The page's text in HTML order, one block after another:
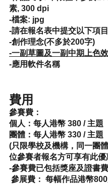
素, 300 dpi
-檔案: jpg
-請在報名表中提交以下項目
-創作理念(不多於200字)
-一副草圖及一副中期上色
-應用軟件名稱
費用
參賽費：
個人：每人港幣 380 / 主題
團體：每人港幣 330 / 主題
(只限學校及機構，同一團
位參賽者報名方可享有此優
-參賽費已包括獎座及證書
參展費： 每幅作品港幣